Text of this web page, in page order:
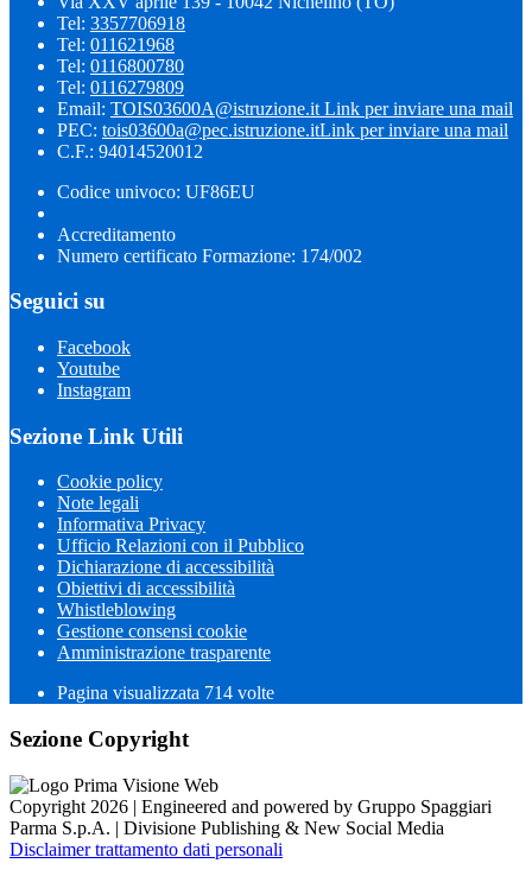
Tel: 3357706918
Tel: 011621968
Tel: 0116800780
Tel: 0116279809
Email: TOIS03600A@istruzione.it Link per inviare una mail
PEC: tois03600a@pec.istruzione.itLink per inviare una mail
C.F.: 94014520012
Codice univoco: UF86EU
Accreditamento
Numero certificato Formazione: 174/002
Seguici su
Facebook
Youtube
Instagram
Sezione Link Utili
Cookie policy
Note legali
Informativa Privacy
Ufficio Relazioni con il Pubblico
Dichiarazione di accessibilità
Obiettivi di accessibilità
Whistleblowing
Gestione consensi cookie
Amministrazione trasparente
Pagina visualizzata 714 volte
Sezione Copyright
Copyright 2026 | Engineered and powered by Gruppo Spaggiari
Parma S.p.A. | Divisione Publishing & New Social Media
Disclaimer trattamento dati personali